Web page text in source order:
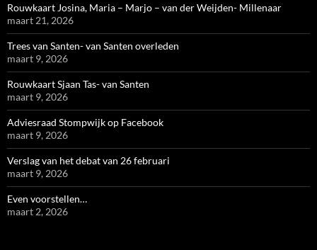
Rouwkaart Josina, Maria – Marjo – van der Weijden- Millenaar
maart 21, 2026
Trees van Santen- van Santen overleden
maart 9, 2026
Rouwkaart Sjaan Tas- van Santen
maart 9, 2026
Adviesraad Stompwijk op Facebook
maart 9, 2026
Verslag van het debat van 26 februari
maart 9, 2026
Even voorstellen…
maart 2, 2026